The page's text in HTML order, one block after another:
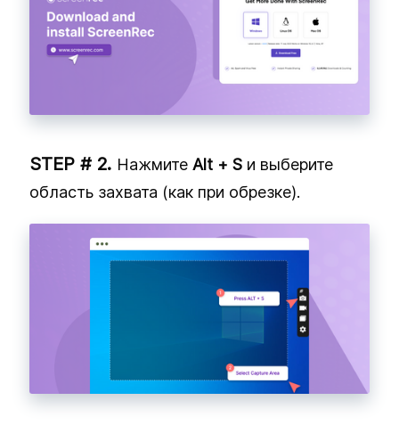
Нажмите Alt + S и выберите
область захвата (как при обрезке).